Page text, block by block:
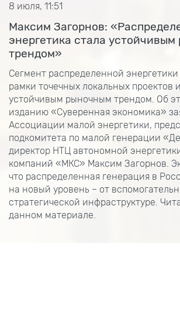
8 июля, 11:51
Максим Загорнов:
энергетика стала
трендом»
Сегмент распределенной
рамки точечных локальных проектов
устойчивым рыночным трендом. Об
изданию «Суверенная экономика»
Ассоциации малой энергетики,
подкомитета по малой генерации
директор НТЦ автономной
компаний «МКС» Максим Загорнов.
что распределенная генерация в
на новый уровень – от
стратегической инфраструктуре.
данном материале.